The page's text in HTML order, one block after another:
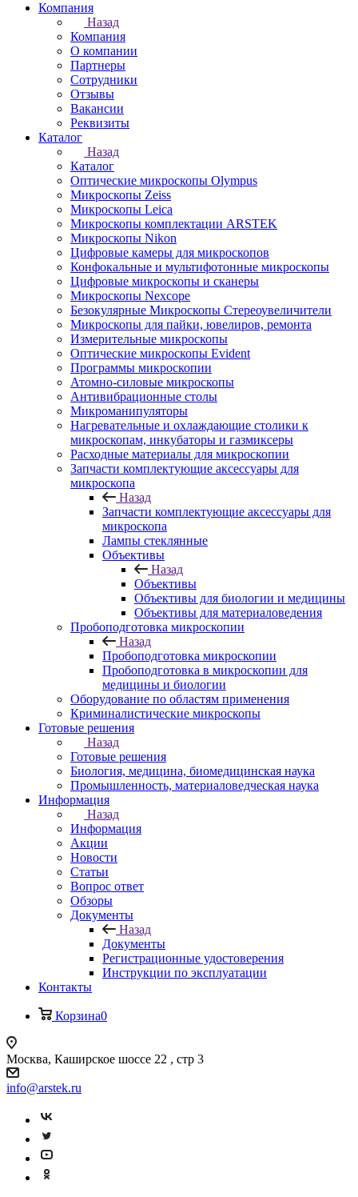
Компания
Назад
Компания
О компании
Партнеры
Сотрудники
Отзывы
Вакансии
Реквизиты
Каталог
Назад
Каталог
Оптические микроскопы Olympus
Микроскопы Zeiss
Микроскопы Leica
Микроскопы комплектации ARSTEK
Микроскопы Nikon
Цифровые камеры для микроскопов
Конфокальные и мультифотонные микроскопы
Цифровые микроскопы и сканеры
Микроскопы Nexcope
Безокулярные Микроскопы Стереоувеличители
Микроскопы для пайки, ювелиров, ремонта
Измерительные микроскопы
Оптические микроскопы Evident
Программы микроскопии
Атомно-силовые микроскопы
Антивибрационные столы
Микроманипуляторы
Нагревательные и охлаждающие столики к
микроскопам, инкубаторы и газмиксеры
Расходные материалы для микроскопии
Запчасти комплектующие аксессуары для
микроскопа
Назад
Запчасти комплектующие аксессуары для
микроскопа
Лампы стеклянные
Объективы
Назад
Объективы
Объективы для биологии и медицины
Объективы для материаловедения
Пробоподготовка микроскопии
Назад
Пробоподготовка микроскопии
Пробоподготовка в микроскопии для
медицины и биологии
Оборудование по областям применения
Криминалистические микроскопы
Готовые решения
Назад
Готовые решения
Биология, медицина, биомедицинская наука
Промышленность, материаловедческая наука
Информация
Назад
Информация
Акции
Новости
Статьи
Вопрос ответ
Обзоры
Документы
Назад
Документы
Регистрационные удостоверения
Инструкции по эксплуатации
Контакты
Корзина0
Москва, Каширское шоссе 22 , стр 3
info@arstek.ru